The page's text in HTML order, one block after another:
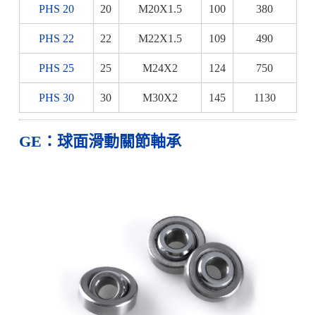
PHS 20 20 M20X1.5 100 380
PHS 22 22 M22X1.5 109 490
PHS 25 25 M24X2 124 750
PHS 30 30 M30X2 145 1130
GE：球面滑動關節軸承